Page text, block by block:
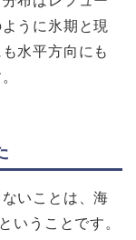
うに氷期と現
水平方向にも
いことは、海
いうことです。